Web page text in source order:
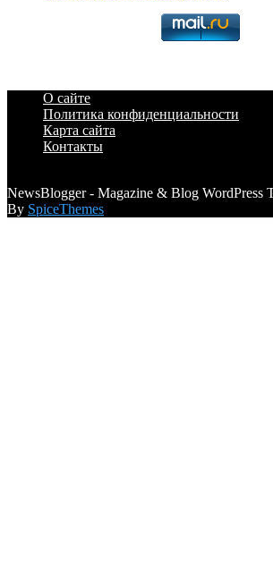
О сайте
Политика конфиденциальности
Карта сайта
Контакты
NewsBlogger - Magazine & Blog WordPress
By SpiceThemes